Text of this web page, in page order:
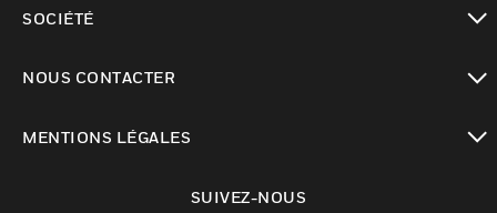
SOCIÉTÉ
NOUS CONTACTER
MENTIONS LÉGALES
SUIVEZ-NOUS